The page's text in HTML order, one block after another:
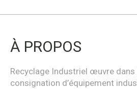
À PROPOS
Recyclage Industriel œuvre dans
consignation d’équipement